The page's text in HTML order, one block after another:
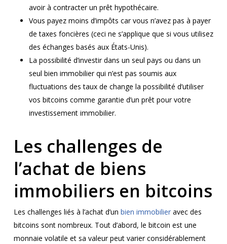
avoir à contracter un prêt hypothécaire.
Vous payez moins d’impôts car vous n’avez pas à payer
de taxes foncières (ceci ne s’applique que si vous utilisez
des échanges basés aux États-Unis).
La possibilité d’investir dans un seul pays ou dans un
seul bien immobilier qui n’est pas soumis aux
fluctuations des taux de change la possibilité d’utiliser
vos bitcoins comme garantie d’un prêt pour votre
investissement immobilier.
Les challenges de
l’achat de biens
immobiliers en bitcoins
Les challenges liés à l’achat d’un bien immobilieravec des
bitcoins sont nombreux. Tout d’abord, le bitcoin est une
monnaie volatile et sa valeur peut varier considérablement